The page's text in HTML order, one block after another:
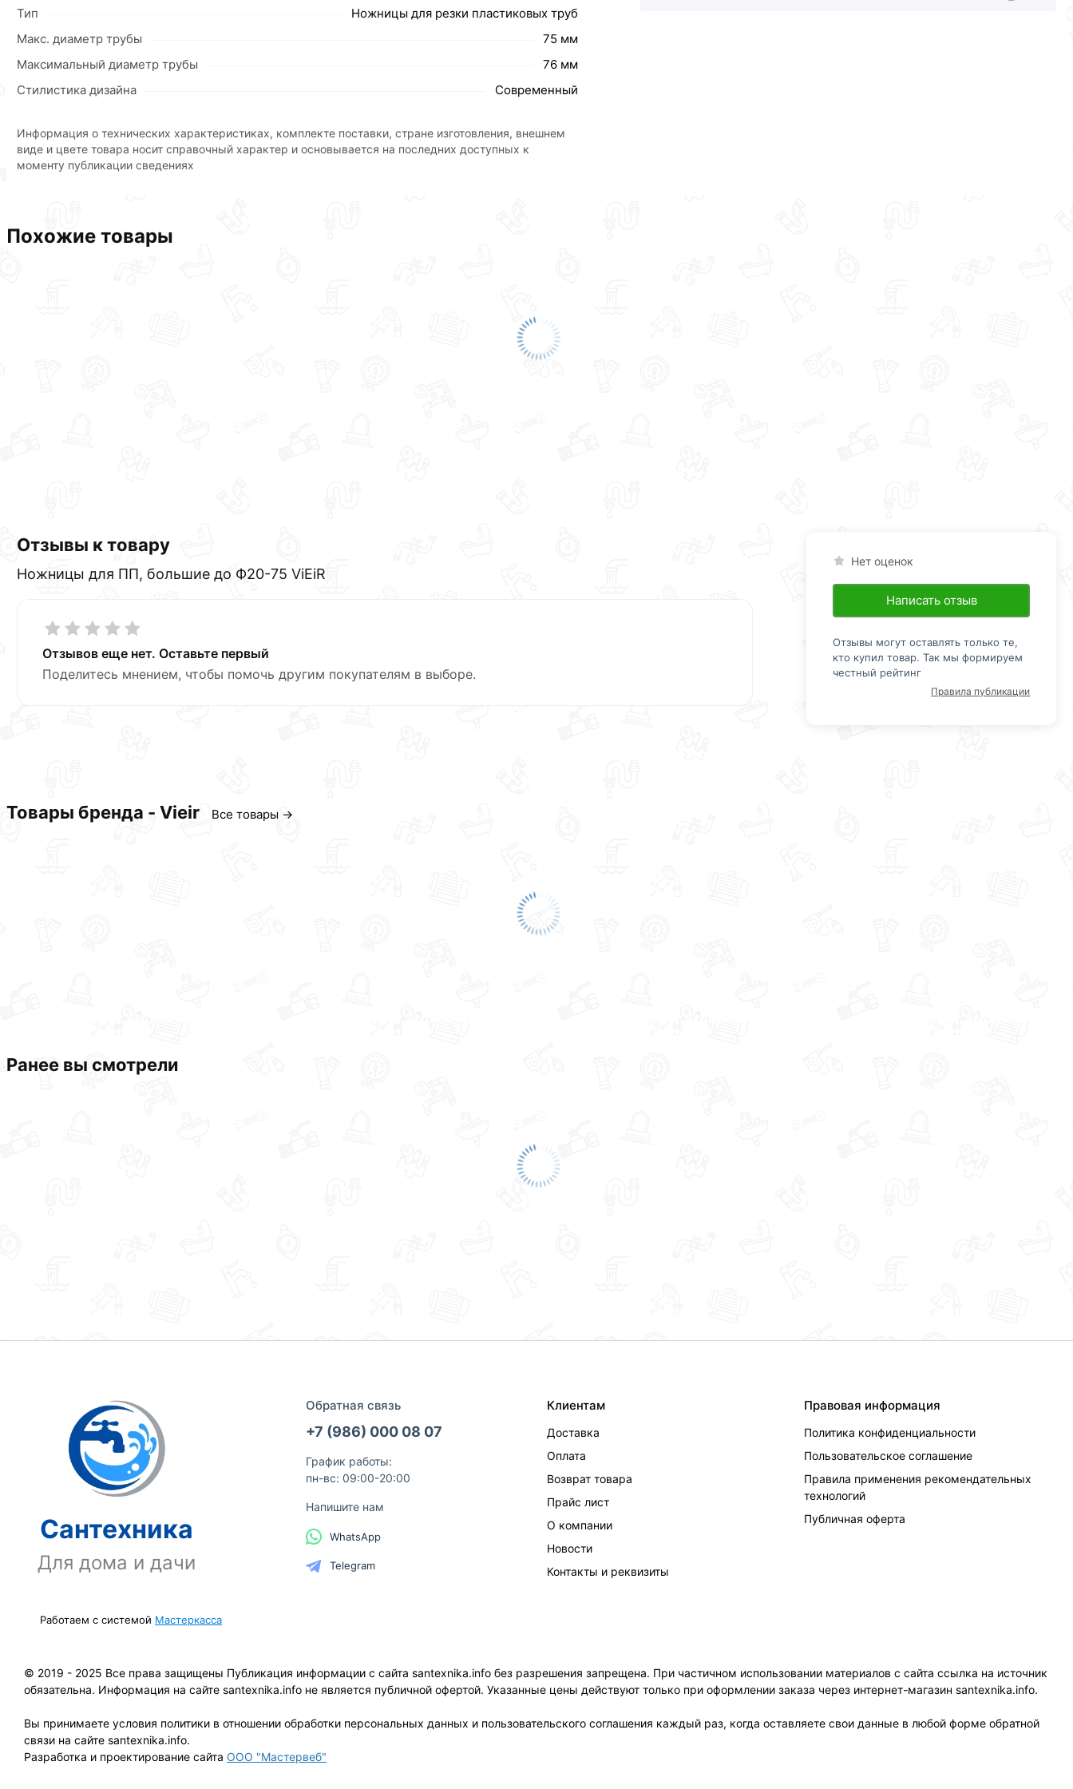
Тип
Ножницы для резки пластиковых труб
Макс. диаметр трубы
75 мм
Максимальный диаметр трубы
76 мм
Стилистика дизайна
Современный
Информация о технических характеристиках, комплекте поставки, стране изготовления, внешнем
виде и цвете товара носит справочный характер и основывается на последних доступных к
моменту публикации сведениях
Похожие товары
Отзывы к товару
Ножницы для ПП, большие до Ф20-75 ViEiR
Отзывов еще нет. Оставьте первый
Поделитесь мнением, чтобы помочь другим покупателям в выборе.
Нет оценок
Написать отзыв
Отзывы могут оставлять только те,
кто купил товар. Так мы формируем
честный рейтинг
Правила публикации
Товары бренда - Vieir Все товары →
Ранее вы смотрели
Сантехника
Для дома и дачи
Обратная связь
+7 (986) 000 08 07
График работы:
пн-вс: 09:00-20:00
Напишите нам
WhatsApp
Telegram
Клиентам
Доставка
Оплата
Возврат товара
Прайс лист
О компании
Новости
Контакты и реквизиты
Правовая информация
Политика конфиденциальности
Пользовательское соглашение
Правила применения рекомендательных
технологий
Публичная оферта
Работаем с системой Мастеркасса
© 2019 - 2025 Все права защищены Публикация информации с сайта santexnika.info без разрешения запрещена. При частичном использовании материалов с сайта ссылка на источник
обязательна. Информация на сайте santexnika.info не является публичной офертой. Указанные цены действуют только при оформлении заказа через интернет-магазин santexnika.info.
Вы принимаете условия политики в отношении обработки персональных данных и пользовательского соглашения каждый раз, когда оставляете свои данные в любой форме обратной
связи на сайте santexnika.info.
Разработка и проектирование сайта ООО "Мастервеб"